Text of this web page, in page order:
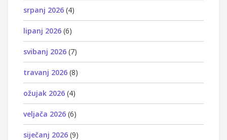
srpanj 2026 (4)
lipanj 2026 (6)
svibanj 2026 (7)
travanj 2026 (8)
ožujak 2026 (4)
veljača 2026 (6)
siječanj 2026 (9)